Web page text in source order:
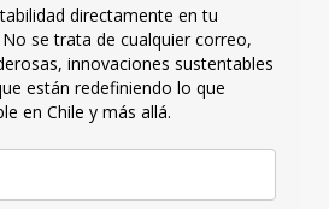
directamente en tu
se trata de cualquier correo,
innovaciones sustentables
están redefiniendo lo que
en Chile y más allá.